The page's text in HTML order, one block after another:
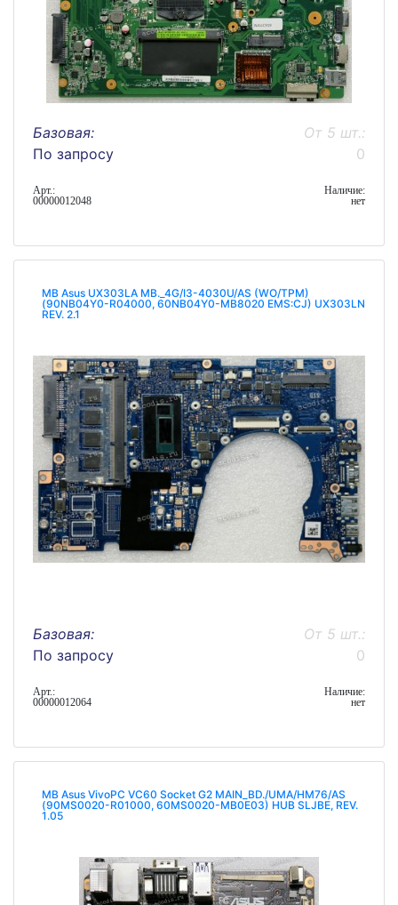
Базовая:
По запросу
От 5 шт.:
0
Арт.:
00000012048
Наличие:
нет
MB Asus UX303LA MB._4G/I3-4030U/AS (WO/TPM)
(90NB04Y0-R04000, 60NB04Y0-MB8020 EMS:СJ) UX303LN
REV. 2.1
Базовая:
По запросу
От 5 шт.:
0
Арт.:
00000012064
Наличие:
нет
MB Asus VivoPC VC60 Socket G2 MAIN_BD./UMA/HM76/AS
(90MS0020-R01000, 60MS0020-MB0E03) HUB SLJBE, REV.
1.05